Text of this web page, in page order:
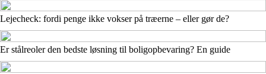
Lejecheck: fordi penge ikke vokser på træerne – eller gør de?
Er stålreoler den bedste løsning til boligopbevaring? En guide